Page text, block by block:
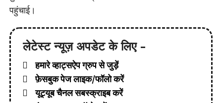
पहुंचाई।
लेटेस्ट न्यूज़ अपडेट के लिए -
हमारे व्हाट्सऐप ग्रुप से जुड़ें
फ़ेसबुक पेज लाइक/फॉलो करें
यूट्यूब चैनल सबस्क्राइब करें